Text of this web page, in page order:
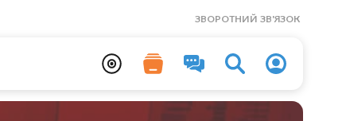
ЗВОРОТНИЙ ЗВ'ЯЗОК